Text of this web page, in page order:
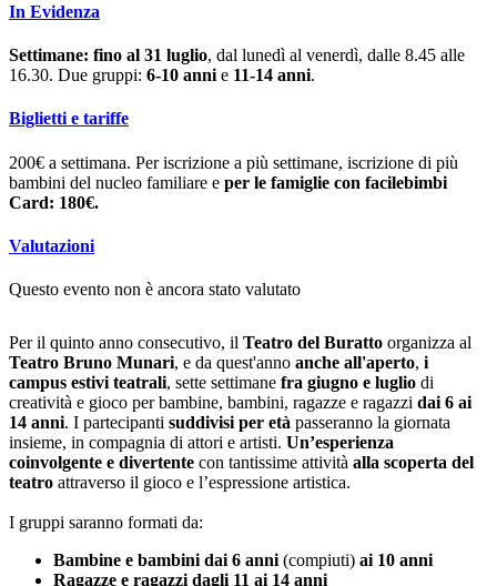
In Evidenza
Settimane: fino al 31 luglio, dal lunedì al venerdì, dalle 8.45 alle
16.30. Due gruppi: 6-10 anni e 11-14 anni.
Biglietti e tariffe
200€ a settimana. Per iscrizione a più settimane, iscrizione di più
bambini del nucleo familiare e per le famiglie con facilebimbi
Card: 180€.
Valutazioni
Questo evento non è ancora stato valutato
Per il quinto anno consecutivo, il Teatro del Buratto organizza al
Teatro Bruno Munari, e da quest'anno anche all'aperto, i
campus estivi teatrali, sette settimane fra giugno e luglio di
creatività e gioco per bambine, bambini, ragazze e ragazzi dai 6 ai
14 anni. I partecipanti suddivisi per età passeranno la giornata
insieme, in compagnia di attori e artisti. Un’esperienza
coinvolgente e divertente con tantissime attività alla scoperta del
teatro attraverso il gioco e l’espressione artistica.
I gruppi saranno formati da:
Bambine e bambini dai 6 anni (compiuti) ai 10 anni
Ragazze e ragazzi dagli 11 ai 14 anni